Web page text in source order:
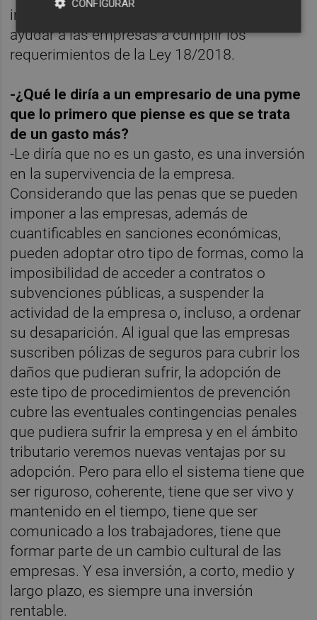
importante experiencia que nos permite
ayudar a las empresas a cumplir los
requerimientos de la Ley 18/2018.
-¿Qué le diría a un empresario de una pyme
que lo primero que piense es que se trata
de un gasto más?
-Le diría que no es un gasto, es una inversión
en la supervivencia de la empresa.
Considerando que las penas que se pueden
imponer a las empresas, además de
cuantificables en sanciones económicas,
pueden adoptar otro tipo de formas, como la
imposibilidad de acceder a contratos o
subvenciones públicas, a suspender la
actividad de la empresa o, incluso, a ordenar
su desaparición. Al igual que las empresas
suscriben pólizas de seguros para cubrir los
daños que pudieran sufrir, la adopción de
este tipo de procedimientos de prevención
cubre las eventuales contingencias penales
que pudiera sufrir la empresa y en el ámbito
tributario veremos nuevas ventajas por su
adopción. Pero para ello el sistema tiene que
ser riguroso, coherente, tiene que ser vivo y
mantenido en el tiempo, tiene que ser
comunicado a los trabajadores, tiene que
formar parte de un cambio cultural de las
empresas. Y esa inversión, a corto, medio y
largo plazo, es siempre una inversión
rentable.
CONFIGURAR